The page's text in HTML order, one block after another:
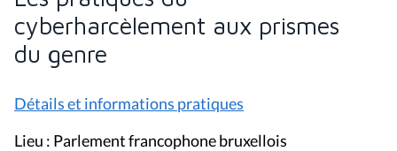
cyberharcèlement aux prismes
du genre
Détails et informations pratiques
Lieu : Parlement francophone bruxellois